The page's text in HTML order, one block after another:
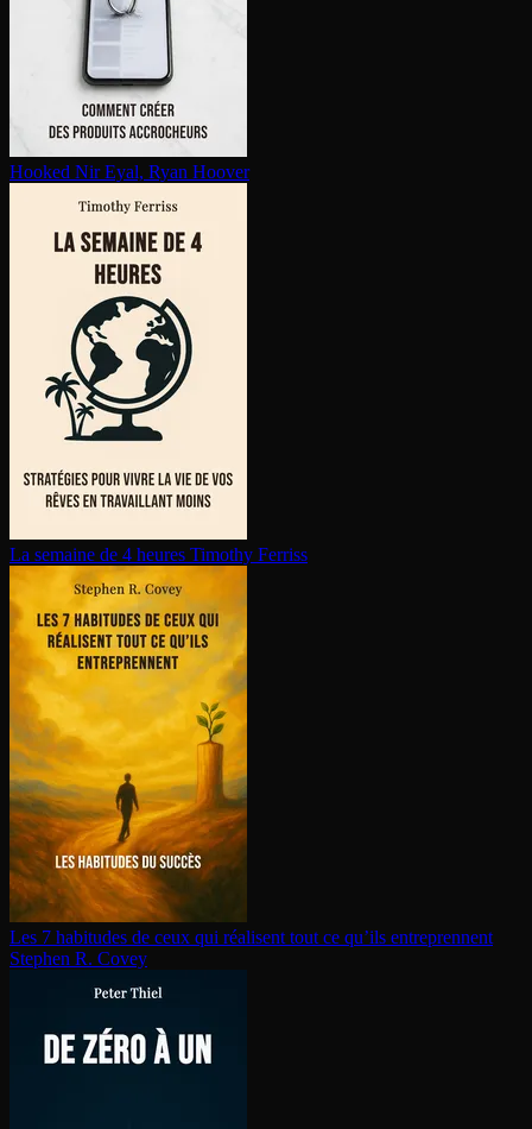
Hooked Nir Eyal, Ryan Hoover
La semaine de 4 heures Timothy Ferriss
Les 7 habitudes de ceux qui réalisent tout ce qu’ils en­tre­prennent
Stephen R. Covey